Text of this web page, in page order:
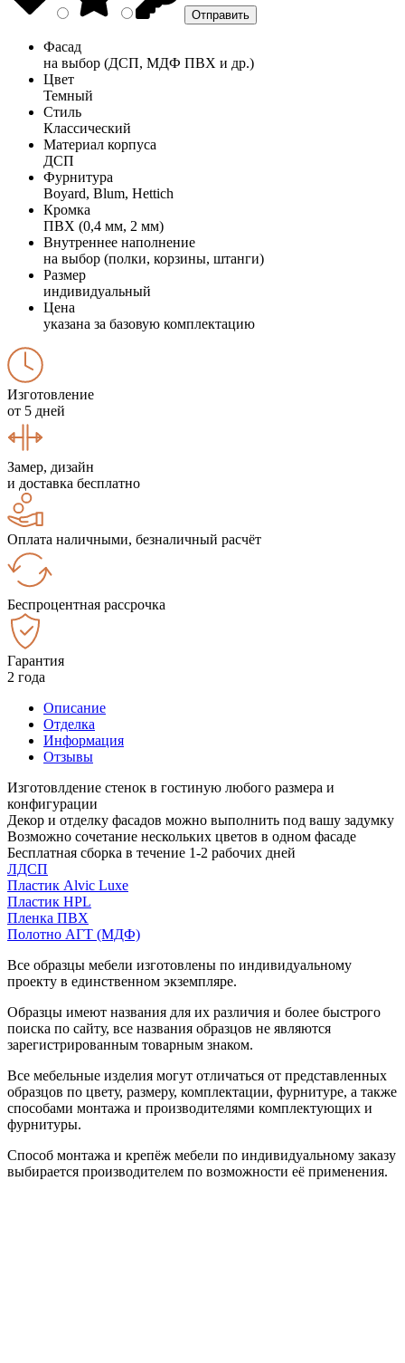
Фасад
на выбор (ДСП, МДФ ПВХ и др.)
Цвет
Темный
Стиль
Классический
Материал корпуса
ДСП
Фурнитура
Boyard, Blum, Hettich
Кромка
ПВХ (0,4 мм, 2 мм)
Внутреннее наполнение
на выбор (полки, корзины, штанги)
Размер
индивидуальный
Цена
указана за базовую комплектацию
Изготовление
от 5 дней
Замер, дизайн
и доставка бесплатно
Оплата наличными, безналичный расчёт
Беспроцентная рассрочка
Гарантия
2 года
Описание
Отделка
Информация
Отзывы
Изготовлдение стенок в гостиную любого размера и
конфигурации
Декор и отделку фасадов можно выполнить под вашу задумку
Возможно сочетание нескольких цветов в одном фасаде
Бесплатная сборка в течение 1-2 рабочих дней
ЛДСП
Пластик Alvic Luxe
Пластик HPL
Пленка ПВХ
Полотно АГТ (МДФ)
Все образцы мебели изготовлены по индивидуальному
проекту в единственном экземпляре.
Образцы имеют названия для их различия и более быстрого
поиска по сайту, все названия образцов не являются
зарегистрированным товарным знаком.
Все мебельные изделия могут отличаться от представленных
образцов по цвету, размеру, комплектации, фурнитуре, а также
способами монтажа и производителями комплектующих и
фурнитуры.
Способ монтажа и крепёж мебели по индивидуальному заказу
выбирается производителем по возможности её применения.